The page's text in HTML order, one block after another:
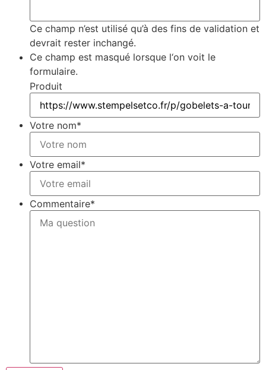
Ce champ n’est utilisé qu’à des fins de validation et
devrait rester inchangé.
Ce champ est masqué lorsque l‘on voit le
formulaire.
Produit
Votre nom*
Votre email*
Commentaire*